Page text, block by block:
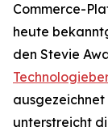
Commerce-
heute
den Stevie
ausgezeichnet
unterstreicht